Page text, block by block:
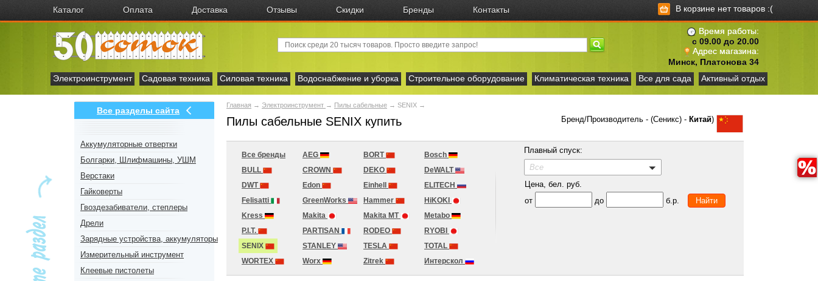
Каталог Оплата Доставка Отзывы Скидки Бренды Контакты В корзине нет товаров :(
Время работы:
с 09.00 до 20.00
Адрес магазина:
Минск, Платонова 34
Электроинструмент
Садовая техника Силовая техника Водоснабжение и уборка Строительное оборудование Климатическая техника Все для сада Активный отдых
Все разделы сайта
Аккумуляторные отвертки
Болгарки, Шлифмашины, УШМ
Верстаки
Гайковерты
Гвоздезабиватели, степлеры
Дрели
Зарядные устройства, аккумуляторы
Измерительный инструмент
Клеевые пистолеты
Главная → Электроинструмент → Пилы сабельные → SENIX →
Пилы сабельные SENIX купить Бренд/Производитель - (Сеникс) - Китай)
Все бренды AEG BORT
Bosch
BULL
CROWN DEKO
DeWALT
DWT
Edon Einhell
ELITECH
Felisatti
GreenWorks Hammer
HiKOKI
Kress
Makita Makita MT
Metabo
P.I.T.
PARTISAN RODEO
RYOBI
SENIX
STANLEY TESLA
TOTAL
WORTEX
Worx Zitrek Интерскол
Плавный спуск:
Все
Цена, бел. руб.
от
до б.р.